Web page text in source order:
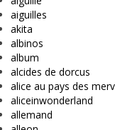
aiguilles
akita
albinos
album
alcides de dorcus
alice au pays des
aliceinwonderland
allemand